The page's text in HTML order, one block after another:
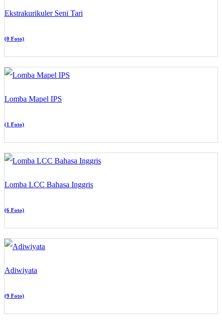
Ekstrakurikuler Seni Tari
(0 Foto)
Lomba Mapel IPS
(1 Foto)
Lomba LCC Bahasa Inggris
(6 Foto)
Adiwiyata
(9 Foto)